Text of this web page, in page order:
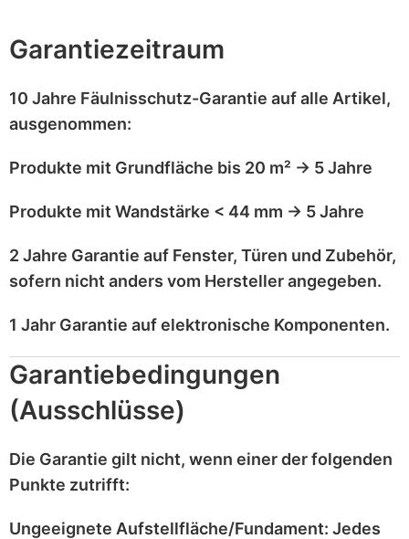
Garantiezeitraum
10 Jahre Fäulnisschutz-Garantie auf alle Artikel,
ausgenommen:
Produkte mit Grundfläche bis 20 m² → 5 Jahre
Produkte mit Wandstärke < 44 mm → 5 Jahre
2 Jahre Garantie auf Fenster, Türen und Zubehör,
sofern nicht anders vom Hersteller angegeben.
1 Jahr Garantie aufelektronische Komponenten.
Garantiebedingungen
(Ausschlüsse)
Die Garantie gilt nicht, wenn einer der folgenden
Punkte zutrifft:
Ungeeignete Aufstellfläche/Fundament: Jedes